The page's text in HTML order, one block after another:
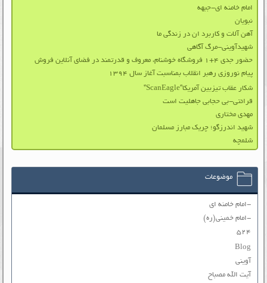
امام خامنه ای-جبهه
نبویان
آهن آلات و کاربرد ان در زندگی ما
شهیدآوینی-مرگ آگاهی
حضور جدی ۴+۱ فروشگاه خوشنام، معروف و قدرتمند در فضای آنلاین فروش
پیام نوروزی رهبر انقلاب بمناسبت آغاز سال ۱۳۹۴
شکار عقاب تیزبین آمریکا”ScanEagle”
قرائتی-بی حجابی جاهلیت است
مهدی مختاری
شهید اندرزگو؛ چریک مبارز مسلمان
شلمچه
موضوعات
-امام خامنه ای
-امام خمینی(ره)
۵۲۴
Blog
آوینی
آیت الله مصباح